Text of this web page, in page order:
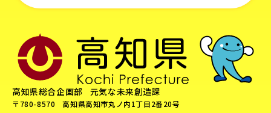
高知県総合企画部 元気な未来創造課
〒780-8570
高知県高知市丸ノ内1丁目2番20号